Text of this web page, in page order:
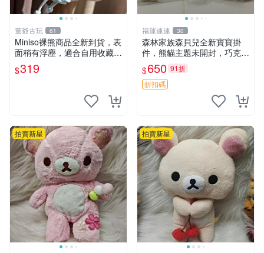
董爺古玩 61
Miniso裸熊商品全新到貨，表
面稍有浮塵，適合自用收藏嚴
選款。 裸熊 商品 裸熊玩偶
$319
福運連連 30
森林家族森貝兒全新寶寶掛
件，熊貓主題未開封，巧克力
兔牛奶兔郁金香兔貓吉娃娃嚴
選，適合收藏 熊貓 森林 寶寶
$650 91折
折扣碼
拍賣新星 拍賣新星